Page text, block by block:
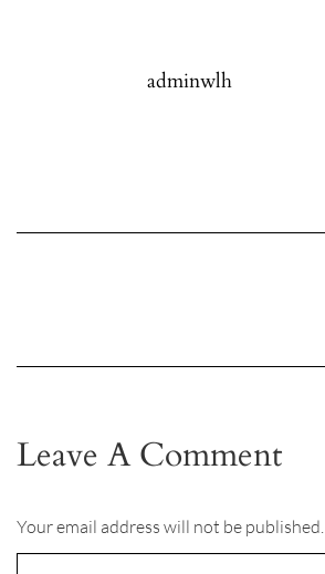
adminwlh
Leave A Comment
Your email address will not be published.